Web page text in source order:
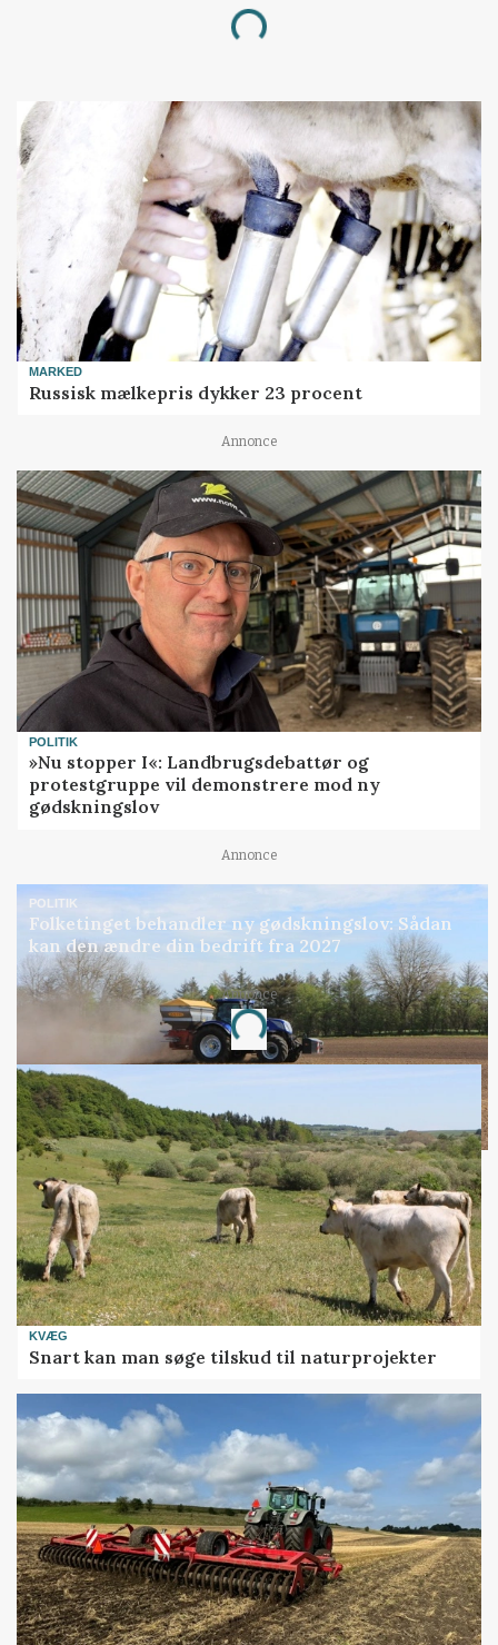
Loading...
MARKED
Russisk mælkepris dykker 23 procent
Annonce
POLITIK
»Nu stopper I«: Landbrugsdebattør og
protestgruppe vil demonstrere mod ny
gødskningslov
Annonce
POLITIK
Folketinget behandler ny gødskningslov: Sådan
kan den ændre din bedrift fra 2027
Annonce
Loading...
KVÆG
Snart kan man søge tilskud til naturprojekter